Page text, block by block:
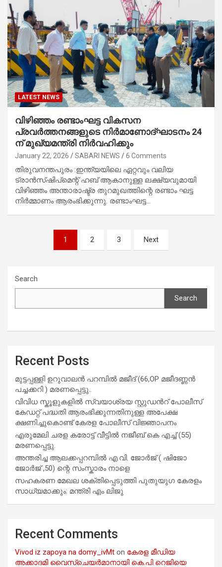
LATEST NEWS
വിഴിഞ്ഞം രണ്ടാംഘട്ട വികസന
പ്രവർത്തനങ്ങളുടെ നിർമാണോദ്ഘാടനം 24
ന് മുഖ്യമന്ത്രി നിർവഹിക്കും
January 22, 2026 SABARI NEWS 6 Comments
തിരുവനന്തപുരം :ഇന്ത്യയിലെ ഏറ്റവും വലിയ
ട്രാൻസ്ഷിപ്മെന്റ് ഹബ് ആകാനുള്ള ലക്ഷ്യവുമായി
വിഴിഞ്ഞം അന്താരാഷ്ട്ര തുറമുഖത്തിന്റെ രണ്ടാം ഘട്ട
നിർമ്മാണം ആരംഭിക്കുന്നു. രണ്ടാംഘട്ട…
navigation
1 2 3 Next
Search
Search
Recent Posts
മുട്ടപ്പള്ളി ഉറുവാലൻ പറമ്പിൽ മജീദ് (66,OP മജീദണ്ണൻ
പച്ചക്കറി ) മരണപ്പെട്ടു..
വിവിധ സ്കൂളുകളില്‍ സ്വയാശ്രയ സ്റ്റുഡന്‍റ് പോലീസ്
കേഡറ്റ് പദ്ധതി ആരംഭിക്കുന്നതിനുള്ള അപേക്ഷ
ക്ഷണിച്ചുകൊണ്ട് കേരള പോലീസ് വിജ്ഞാപനം
എരുമേലി ചരള കരോട്ട് വീട്ടിൽ നജീബ് കെ എച്ച് (55)
മരണപ്പെട്ടു.
അന്തരിച്ച ആ​ല​ക്ക​പ്പ​റമ്പിൽ​ എ.​വി. ജോ​ർ​ജ് ( ഷിജോ
ജോർജ് ,50) ന്റെ സംസ്കാരം നാളെ
സഹകരണ മേഖല ശക്തിപ്പെടുത്തി പുതുയുഗ കേരളം
സാധ്യമാക്കും: മന്ത്രി എം ലിജു
Recent Comments
Vivod iz zapoya na domy_ivMt on കേരള മീഡിയ
അക്കാദമി വൈസ്ചെയർമാനായി കെ.പി റെജിയെ